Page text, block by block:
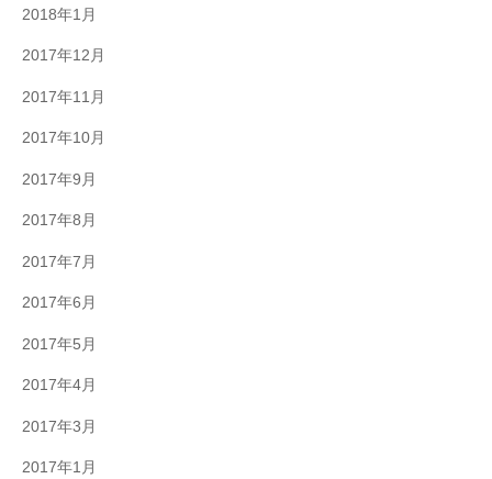
2018年1月
2017年12月
2017年11月
2017年10月
2017年9月
2017年8月
2017年7月
2017年6月
2017年5月
2017年4月
2017年3月
2017年1月